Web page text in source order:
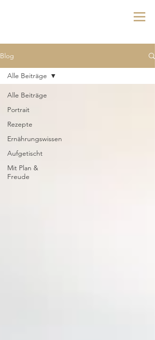
Blog
Alle Beiträge
Portrait
Rezepte
Ernährungswissen
Aufgetischt
Mit Plan &
Freude
Alle Beiträge